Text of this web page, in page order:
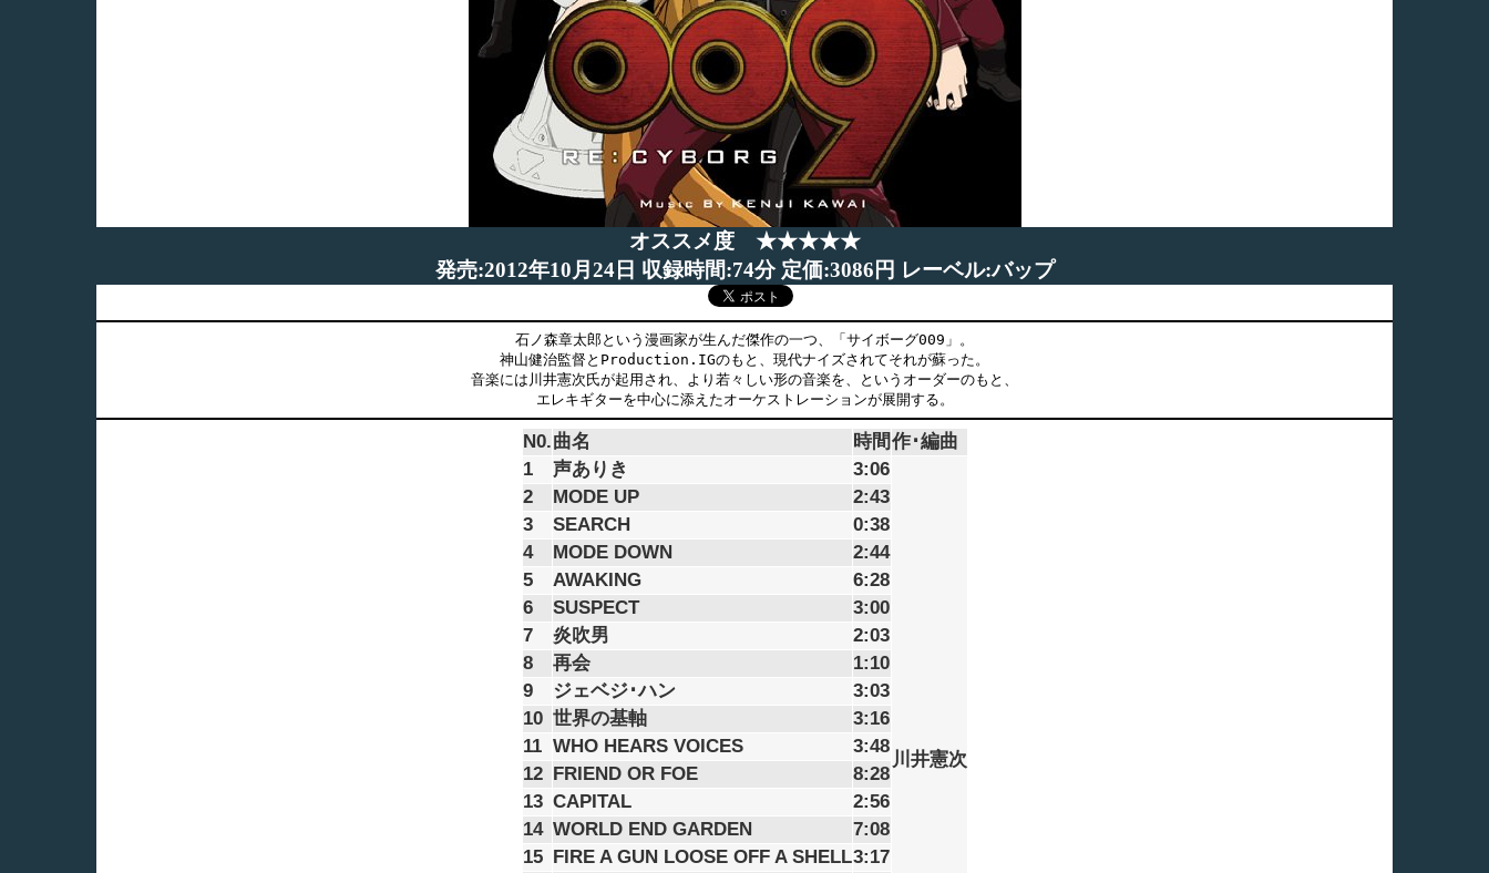
オススメ度 ★★★★★
発売:2012年10月24日 収録時間:74分 定価:3086円 レーベル:バップ
石ノ森章太郎という漫画家が生んだ傑作の一つ、「サイボーグ009」。
神山健治監督とProduction.IGのもと、現代ナイズされてそれが蘇った。
音楽には川井憲次氏が起用され、より若々しい形の音楽を、というオーダーのもと、
エレキギターを中心に添えたオーケストレーションが展開する。
N0.曲名 時間作･編曲
1
声ありき 3:06
川井憲次
2 MODE UP
2:43
3
SEARCH
0:38
4
MODE DOWN
2:44
5
AWAKING
6:28
6
SUSPECT
3:00
7
炎吹男
2:03
8
再会
1:10
9
ジェベジ･ハン
3:03
10 世界の基軸
3:16
11 WHO HEARS VOICES
3:48
12 FRIEND OR FOE
8:28
13 CAPITAL
2:56
14 WORLD END GARDEN
7:08
15 FIRE A GUN LOOSE OFF A SHELL3:17